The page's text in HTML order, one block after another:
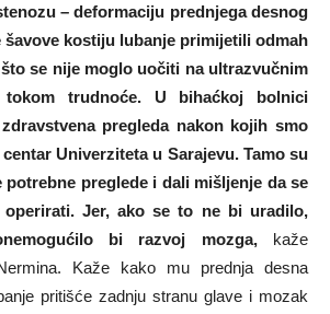
– deformaciju prednjega desnog
šavove kostiju lubanje primijetili odmah
se nije moglo uočiti na ultrazvučnim
tokom trudnoće. U bihaćkoj bolnici
pregleda nakon kojih smo
Univerziteta u Sarajevu. Tamo su
preglede i dali mišljenje da se
Jer, ako se to ne bi uradilo,
bi razvoj mozga,kaže
Kaže kako mu prednja desna
pritišće zadnju stranu glave i mozak